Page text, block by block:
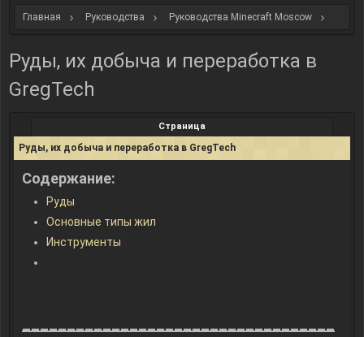
Главная Руководства Руководства Minecraft Moscow
Руды, их добыча и переработка в
GregTech
Страница
Руды, их добыча и переработка в GregTech
Содержание:
Руды
Основные типы жил
Инструменты
___________________________________